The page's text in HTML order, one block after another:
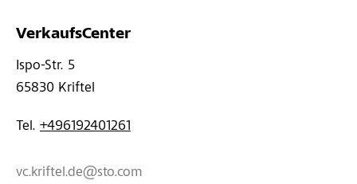
VerkaufsCenter
Ispo-Str. 5
65830 Kriftel
Tel. +496192401261
vc.kriftel.de@sto.com